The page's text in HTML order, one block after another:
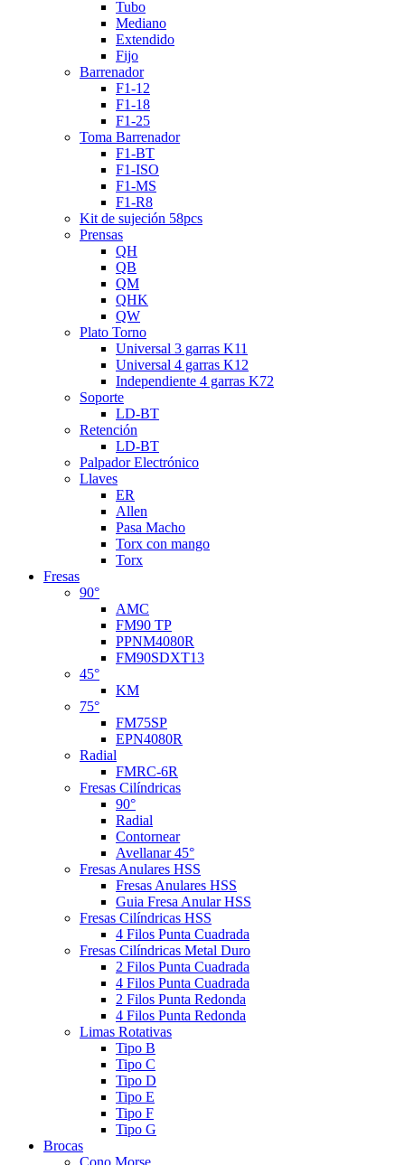
Tubo
Mediano
Extendido
Fijo
Barrenador
F1-12
F1-18
F1-25
Toma Barrenador
F1-BT
F1-ISO
F1-MS
F1-R8
Kit de sujeción 58pcs
Prensas
QH
QB
QM
QHK
QW
Plato Torno
Universal 3 garras K11
Universal 4 garras K12
Independiente 4 garras K72
Soporte
LD-BT
Retención
LD-BT
Palpador Electrónico
Llaves
ER
Allen
Pasa Macho
Torx con mango
Torx
Fresas
90°
AMC
FM90 TP
PPNM4080R
FM90SDXT13
45°
KM
75°
FM75SP
EPN4080R
Radial
FMRC-6R
Fresas Cilíndricas
90°
Radial
Contornear
Avellanar 45°
Fresas Anulares HSS
Fresas Anulares HSS
Guia Fresa Anular HSS
Fresas Cilíndricas HSS
4 Filos Punta Cuadrada
Fresas Cilíndricas Metal Duro
2 Filos Punta Cuadrada
4 Filos Punta Cuadrada
2 Filos Punta Redonda
4 Filos Punta Redonda
Limas Rotativas
Tipo B
Tipo C
Tipo D
Tipo E
Tipo F
Tipo G
Brocas
Cono Morse